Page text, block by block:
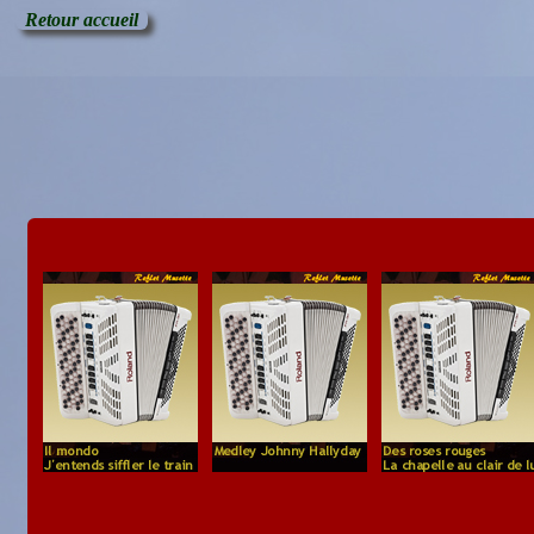
Retour accueil